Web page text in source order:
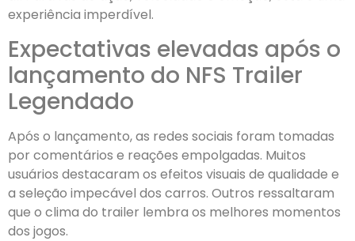
experiência imperdível.
Expectativas elevadas após o
lançamento do NFS Trailer
Legendado
Após o lançamento, as redes sociais foram tomadas
por comentários e reações empolgadas. Muitos
usuários destacaram os efeitos visuais de qualidade e
a seleção impecável dos carros. Outros ressaltaram
que o clima do trailer lembra os melhores momentos
dos jogos.